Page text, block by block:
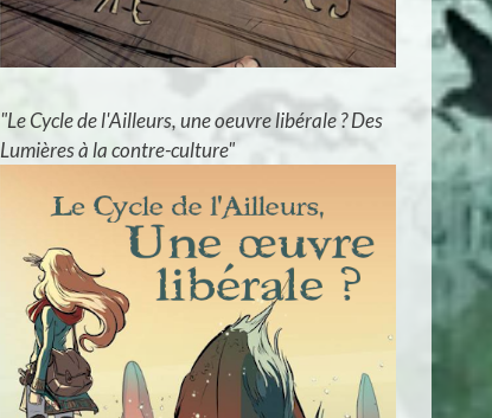
"Le Cycle de l'Ailleurs, une oeuvre libérale ? Des
Lumières à la contre-culture"